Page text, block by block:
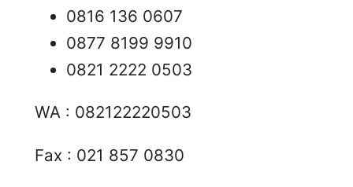
0816 136 0607
0877 8199 9910
0821 2222 0503
WA : 082122220503
Fax : 021 857 0830